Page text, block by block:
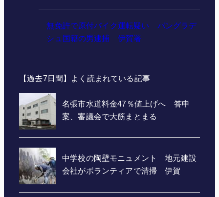
無免許で原付バイク運転疑い バングラデ
シュ国籍の男逮捕 伊賀署
【過去7日間】よく読まれている記事